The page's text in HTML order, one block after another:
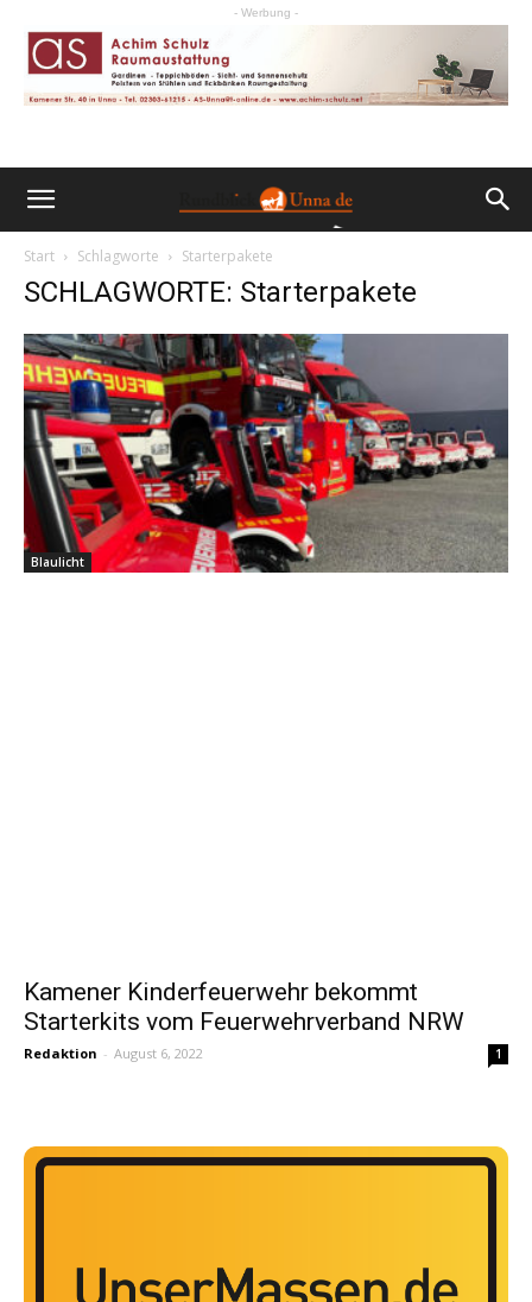
- Werbung -
Start Schlagworte Starterpakete
SCHLAGWORTE: Starterpakete
Blaulicht
Kamener Kinderfeuerwehr bekommt
Starterkits vom Feuerwehrverband NRW
Redaktion - August 6, 2022 1